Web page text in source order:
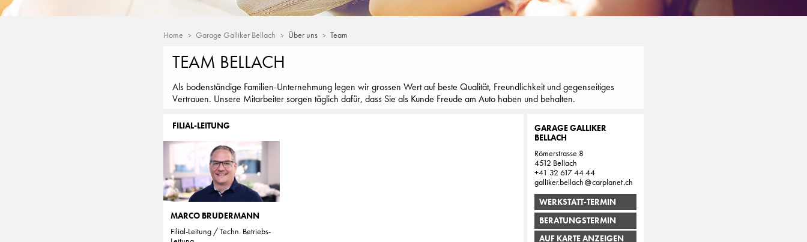
Home Garage Galliker Bellach Über uns Team
TEAM BELLACH
Als bodenständige Familien-Unternehmung legen wir grossen Wert auf beste Qualität, Freundlichkeit und gegenseitiges
Vertrauen. Unsere Mitarbeiter sorgen täglich dafür, dass Sie als Kunde Freude am Auto haben und behalten.
FILIAL-LEITUNG
MARCO BRUDERMANN
Filial-Leitung / Techn. Betriebs-
GARAGE GALLIKER
BELLACH
Römerstrasse 8
4512 Bellach
+41 32 617 44 44
galliker.bellach
carplanet ch
WERKSTATT-TERMIN
BERATUNGSTERMIN
AUF KARTE ANZEIGEN